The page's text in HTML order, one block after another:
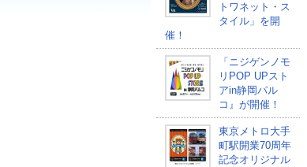
トワネット・ス
タイル」を開
催！
「ニジゲンノモ
リPOP UPスト
アin静岡パル
コ』が開催！
東京メトロ大手
町駅開業70周年
記念オリジナル